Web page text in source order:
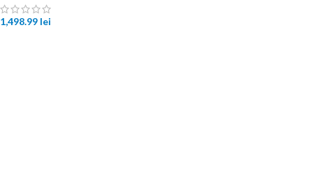
1,498.99 lei